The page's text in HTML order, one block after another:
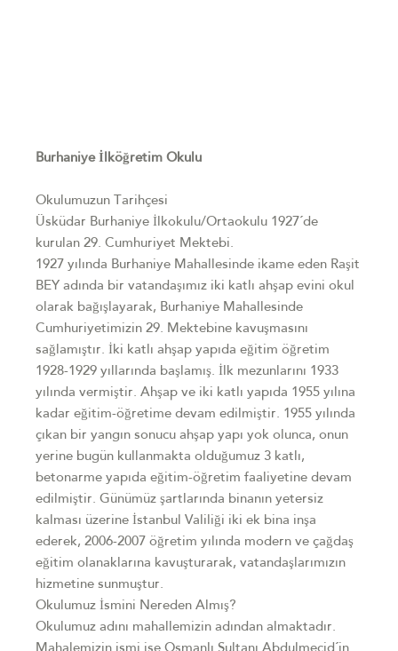
Burhaniye İlköğretim Okulu
Okulumuzun Tarihçesi
Üsküdar Burhaniye İlkokulu/Ortaokulu 1927´de
kurulan 29. Cumhuriyet Mektebi.
1927 yılında Burhaniye Mahallesinde ikame eden Raşit
BEY adında bir vatandaşımız iki katlı ahşap evini okul
olarak bağışlayarak, Burhaniye Mahallesinde
Cumhuriyetimizin 29. Mektebine kavuşmasını
sağlamıştır. İki katlı ahşap yapıda eğitim öğretim
1928-1929 yıllarında başlamış. İlk mezunlarını 1933
yılında vermiştir. Ahşap ve iki katlı yapıda 1955 yılına
kadar eğitim-öğretime devam edilmiştir. 1955 yılında
çıkan bir yangın sonucu ahşap yapı yok olunca, onun
yerine bugün kullanmakta olduğumuz 3 katlı,
betonarme yapıda eğitim-öğretim faaliyetine devam
edilmiştir. Günümüz şartlarında binanın yetersiz
kalması üzerine İstanbul Valiliği iki ek bina inşa
ederek, 2006-2007 öğretim yılında modern ve çağdaş
eğitim olanaklarına kavuşturarak, vatandaşlarımızın
hizmetine sunmuştur.
Okulumuz İsmini Nereden Almış?
Okulumuz adını mahallemizin adından almaktadır.